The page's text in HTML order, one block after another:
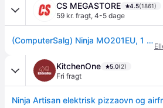
CS MEGASTORE 4.5(1861)
59 kr. fragt, 4-5 dage
(ComputerSalg) Ninja MO201EU, 1 pizza(er), Rustfrit stål, Stål, 30 cm, 370 °C, 30 - 370 °C, 1,5 m
KitchenOne 5.0(2)
Fri fragt
Ninja Artisan elektrisk pizzaovn og